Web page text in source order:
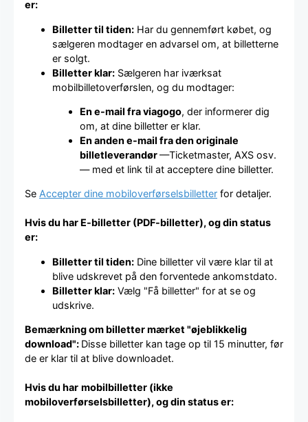
er:
Billetter til tiden: Har du gennemført købet, og
sælgeren modtager en advarsel om, at billetterne
er solgt.
Billetter klar: Sælgeren har iværksat
mobilbilletoverførslen, og du modtager:
En e-mail fra viagogo, der informerer dig
om, at dine billetter er klar.
En anden e-mail fra den originale
billetleverandør—Ticketmaster, AXS osv.
— med et link til at acceptere dine billetter.
Se Accepter dine mobiloverførselsbilletter for detaljer.
Hvis du har E-billetter (PDF-billetter), og din status
er:
Billetter til tiden: Dine billetter vil være klar til at
blive udskrevet på den forventede ankomstdato.
Billetter klar: Vælg "Få billetter" for at se og
udskrive.
Bemærkning om billetter mærket "øjeblikkelig
download": Disse billetter kan tage op til 15 minutter, før
de er klar til at blive downloadet.
Hvis du har mobilbilletter (ikke
mobiloverførselsbilletter), og din status er: